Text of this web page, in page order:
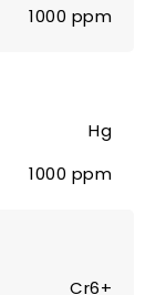
1000 ppm
Hg
1000 ppm
Cr6+